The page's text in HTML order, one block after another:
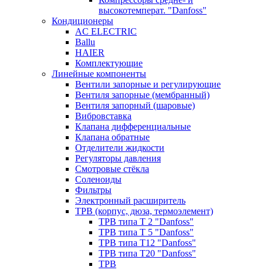
высокотемперат. "Danfoss"
Кондиционеры
AC ELECTRIC
Ballu
HAIER
Комплектующие
Линейные компоненты
Вентили запорные и регулирующие
Вентиля запорные (мембранный)
Вентиля запорный (шаровые)
Вибровставка
Клапана дифференциальные
Клапана обратные
Отделители жидкости
Регуляторы давления
Смотровые стёкла
Соленоиды
Фильтры
Электронный расширитель
ТРВ (корпус, дюза, термоэлемент)
ТРВ типа Т 2 "Danfoss"
ТРВ типа Т 5 "Danfoss"
ТРВ типа Т12 "Danfoss"
ТРВ типа Т20 "Danfoss"
ТРВ